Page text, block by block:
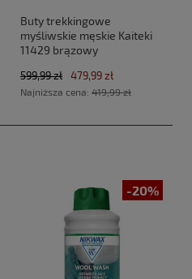
Buty trekkingowe
myśliwskie męskie Kaiteki
11429 brązowy
599,99 zł 479,99 zł
Najniższa cena: 419,99 zł
-20%